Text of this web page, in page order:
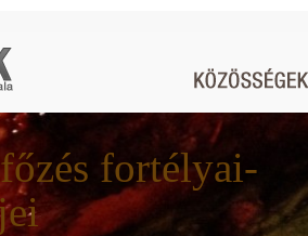
fortélyai-